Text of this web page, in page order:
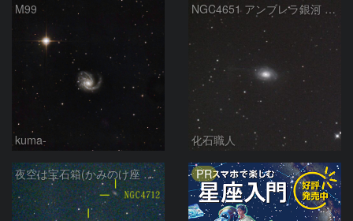
M99
kuma-
NGC4651 アンブレラ銀河 かみのけ座
化石職人
夜空は宝石箱(かみのけ座 NGC4725) Seestar50 PR